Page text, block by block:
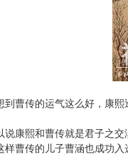
到曹传的运气这么好，康
说康熙和曹传就是君子之
样曹传的儿子曹涵也成功入